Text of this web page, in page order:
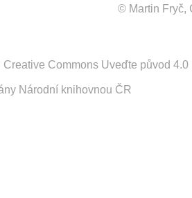
© Martin Fryč,
Creative Commons Uveďte původ 4.0